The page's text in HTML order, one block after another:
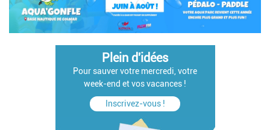
Plein d'idées
Pour sauver votre mercredi, votre
week-end et vos vacances !
Inscrivez-vous !